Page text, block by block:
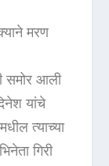
मरण
समोर आली
यांचे
त्याच्या
गिरी